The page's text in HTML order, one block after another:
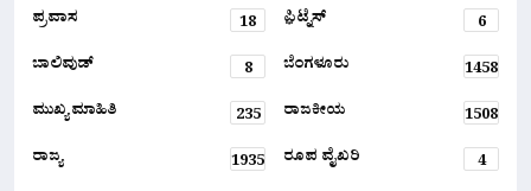
ಪ್ರವಾಸ
18 ಫ಼ಿಟ್ನೆಸ್
6
ಬಾಲಿವುಡ್
8 ಬೆಂಗಳೂರು
1458
ಮುಖ್ಯ ಮಾಹಿತಿ
235 ರಾಜಕೀಯ
1508
ರಾಜ್ಯ
1935 ರೂಪ ವೈಖರಿ
4